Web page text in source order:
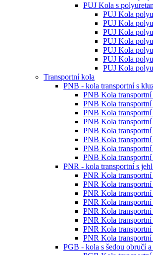
PUJ Kola s
PUJ Kola
PUJ Kola
PUJ Kola
PUJ Kola
PUJ Kola
PUJ Kola
PUJ Kola
Transportní kola
PNB - kola transportní s
PNB Kola transportní
PNB Kola transportní
PNB Kola transportní
PNB Kola transportní
PNB Kola transportní
PNB Kola transportní
PNB Kola transportní
PNB Kola transportní
PNR - kola transportní s
PNR Kola transportní
PNR Kola
PNR Kola transportní
PNR Kola transportní
PNR Kola transportní
PNR Kola transportní
PNR Kola transportní
PNR Kola transportní
PGB - kola s šedou obručí